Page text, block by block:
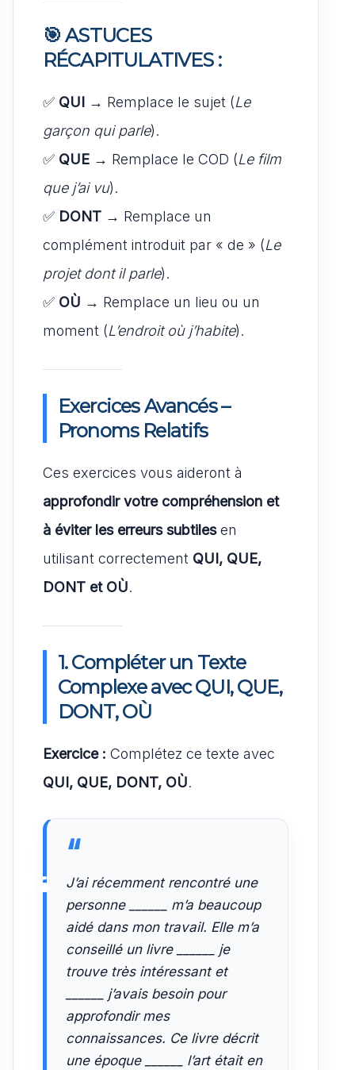
🎯 ASTUCES
RÉCAPITULATIVES :
✅ QUI → Remplace le sujet (Le
garçon qui parle).
✅ QUE → Remplace le COD (Le film
que j’ai vu).
✅ DONT → Remplace un
complément introduit par « de » (Le
projet dont il parle).
✅ OÙ → Remplace un lieu ou un
moment (L’endroit où j’habite).
Exercices Avancés –
Pronoms Relatifs
Ces exercices vous aideront à
approfondir votre compréhension et
à éviter les erreurs subtilesen
utilisant correctement QUI, QUE,
DONT et OÙ.
1. Compléter un Texte
Complexe avec QUI, QUE,
DONT, OÙ
Exercice : Complétez ce texte avec
QUI, QUE, DONT, OÙ.
J’ai récemment rencontré une
personne ______ m’a beaucoup
aidé dans mon travail. Elle m’a
conseillé un livre ______ je
trouve très intéressant et
______ j’avais besoin pour
approfondir mes
connaissances. Ce livre décrit
une époque ______ l’art était en